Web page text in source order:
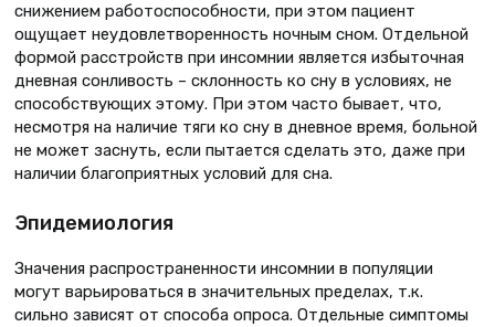
снижением работоспособности, при этом пациент
ощущает неудовлетворенность ночным сном. Отдельной
формой расстройств при инсомнии является избыточная
дневная сонливость – склонность ко сну в условиях, не
способствующих этому. При этом часто бывает, что,
несмотря на наличие тяги ко сну в дневное время, больной
не может заснуть, если пытается сделать это, даже при
наличии благоприятных условий для сна.
Эпидемиология
Значения распространенности инсомнии в популяции
могут варьироваться в значительных пределах, т.к.
сильно зависят от способа опроса. Отдельные симптомы